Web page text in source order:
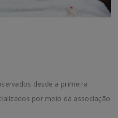
desde a primeira
por meio da associação